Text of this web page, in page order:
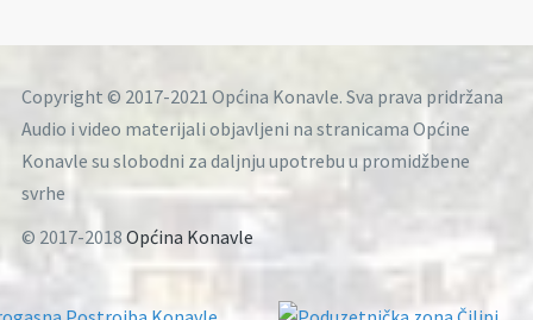
Copyright © 2017-2021 Općina Konavle. Sva prava pridržana
Audio i video materijali objavljeni na stranicama Općine
Konavle su slobodni za daljnju upotrebu u promidžbene
svrhe
© 2017-2018 Općina Konavle